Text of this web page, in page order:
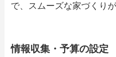
で、スムーズな家づくり
情報収集・予算の設定